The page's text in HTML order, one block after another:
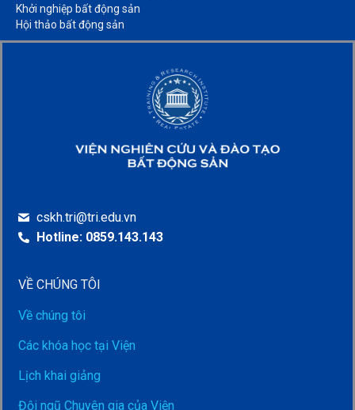
Khởi nghiệp bất động sản​
Hội thảo bất động sản​
cskh.tri@tri.edu.vn
Hotline: 0859.143.143
VỀ CHÚNG TÔI
Về chúng tôi
Các khóa học tại Viện
Lịch khai giảng
Đội ngũ Chuyên gia của Viện